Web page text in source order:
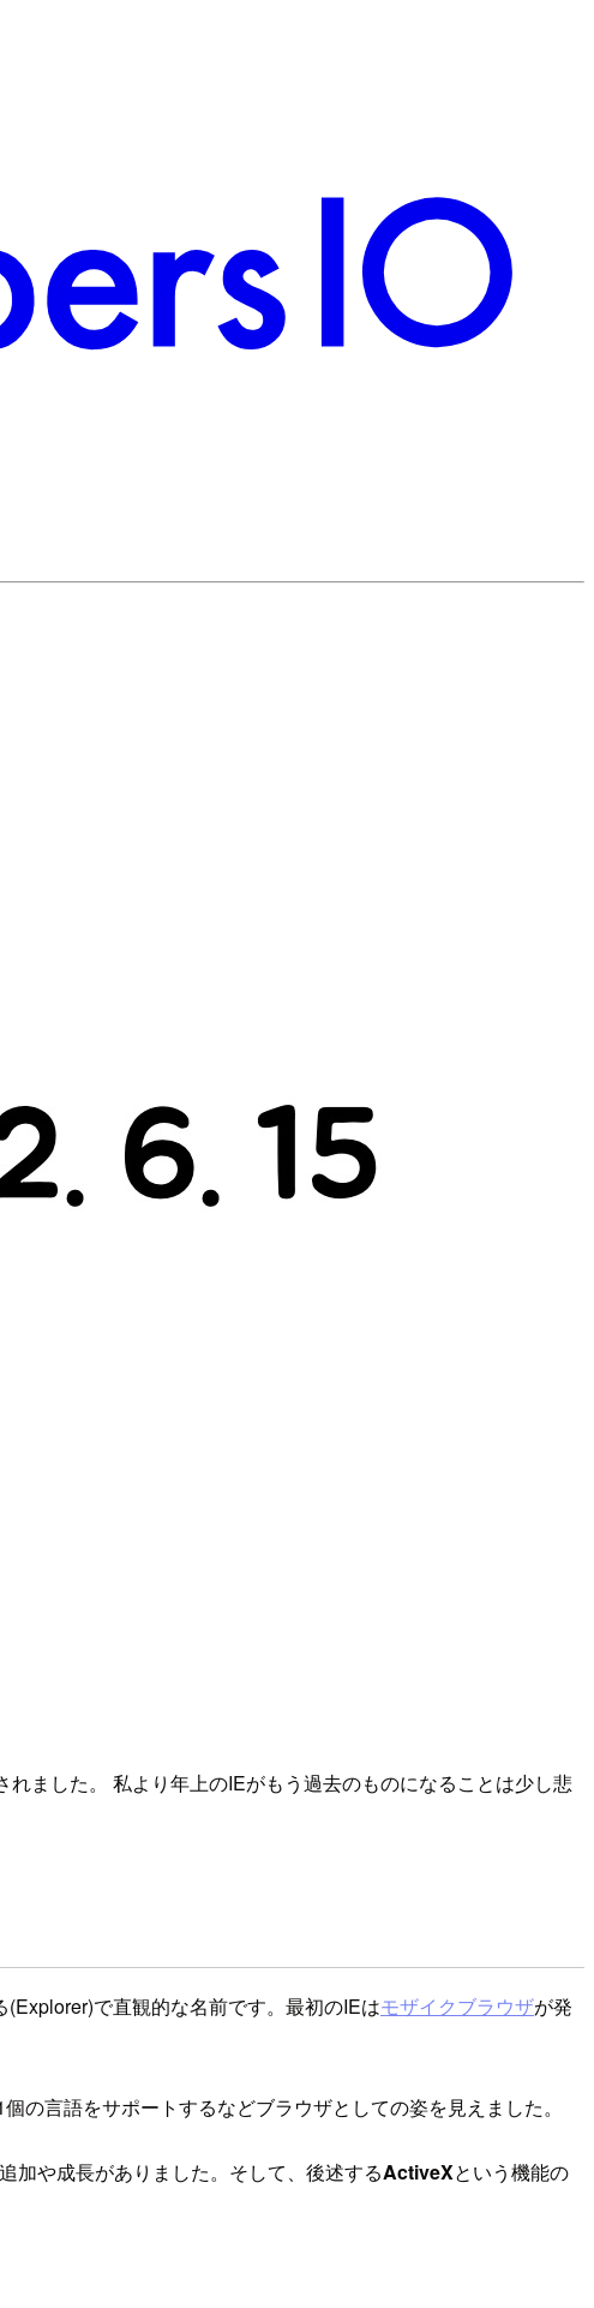
ました。 私より年上のIEがもう過去のものになることは少し悲
で直観的な名前です。最初のIEはモザイクブラウザが発
言語をサポートするなどブラウザとしての姿を見えました。
加や成長がありました。そして、後述するActiveXという機能の